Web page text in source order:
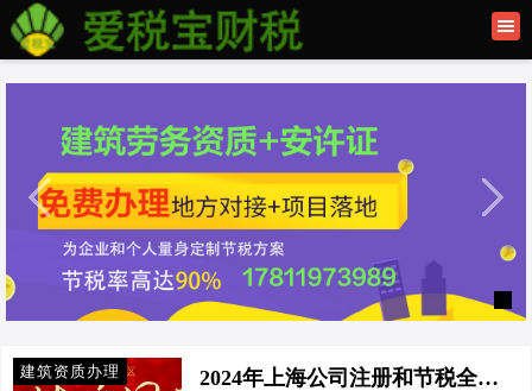
首页
联系我们
建筑资质办理
上海公司注册
建筑资质办理 2024年上海公司注册和节税全流程：从接到老板电话说起-2024年上海公司注册和节税全流程